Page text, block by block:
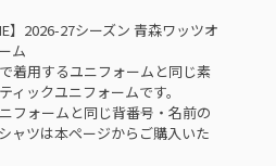
】2026-27シーズン 青森ワッツオ
ム
着用するユニフォームと同じ素
ィックユニフォームです。
フォームと同じ背番号・名前の
ャツは本ページからご購入いた